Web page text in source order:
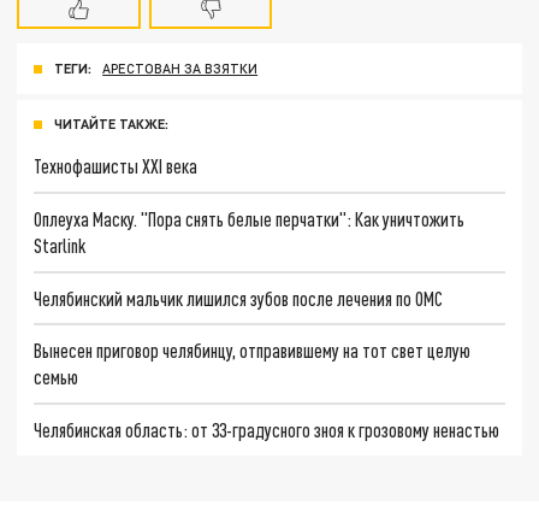
ТЕГИ: АРЕСТОВАН ЗА ВЗЯТКИ
ЧИТАЙТЕ ТАКЖЕ:
Технофашисты XXI века
Оплеуха Маску. "Пора снять белые перчатки": Как уничтожить
Starlink
Челябинский мальчик лишился зубов после лечения по ОМС
Вынесен приговор челябинцу, отправившему на тот свет целую
семью
Челябинская область: от 33-градусного зноя к грозовому ненастью